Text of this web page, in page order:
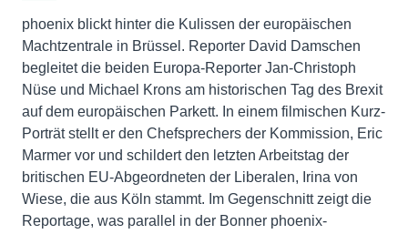
phoenix blickt hinter die Kulissen der europäischen
Machtzentrale in Brüssel. Reporter David Damschen
begleitet die beiden Europa-Reporter Jan-Christoph
Nüse und Michael Krons am historischen Tag des Brexit
auf dem europäischen Parkett. In einem filmischen Kurz-
Porträt stellt er den Chefsprechers der Kommission, Eric
Marmer vor und schildert den letzten Arbeitstag der
britischen EU-Abgeordneten der Liberalen, Irina von
Wiese, die aus Köln stammt. Im Gegenschnitt zeigt die
Reportage, was parallel in der Bonner phoenix-